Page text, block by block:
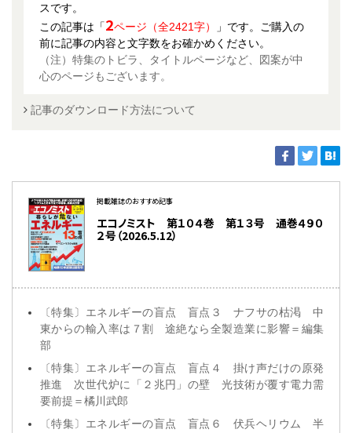
スです。
この記事は「2ページ（全2421字）
」です。ご購入の
前に記事の内容と文字数をお確かめください。
（注）特集のトビラ、タイトルページなど、図案が中
心のページもございます。
記事のダウンロード方法について
掲載雑誌のおすすめ記事
エコノミスト 第１０４巻 第１３号 通巻４９０
２号（2026.5.12）
〔特集〕エネルギーの盲点 盲点３ ナフサの枯渇 中
東からの輸入率は７割 途絶なら全製造業に影響＝編集
部
〔特集〕エネルギーの盲点 盲点４ 掛け声だけの原発
推進 次世代炉に「２兆円」の壁 光技術が覆す電力需
要前提＝橘川武郎
〔特集〕エネルギーの盲点 盲点６ 伏兵ヘリウム 半